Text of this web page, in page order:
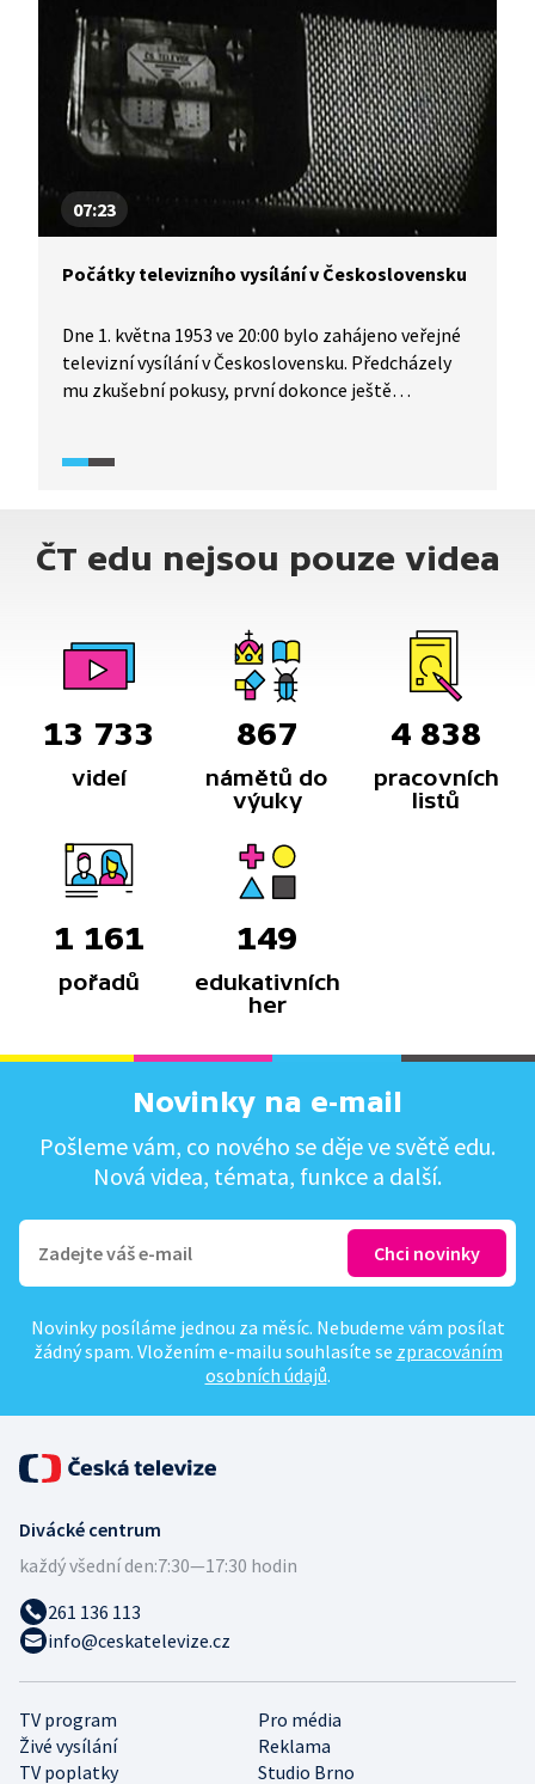
na Měsíc a jak přípravy ovlivnila tragédie lodi
Apollo 1. Pořad je součástí série, kterou ČT
připravila k 50. výročí přistání člověka na Měsíci.
07:23
Počátky televizního vysílání v Československu
Dne 1. května 1953 ve 20:00 bylo zahájeno veřejné
televizní vysílání v Československu. Předcházely
mu zkušební pokusy, první dokonce ještě
ČT edu nejsou pouze videa
13 733
videí
867
námětů do
výuky
4 838
pracovních
listů
1 161
pořadů
149
edukativních
her
Novinky na e-mail
Pošleme vám, co nového se děje ve světě edu.
Nová videa, témata, funkce a další.
Novinky posíláme jednou za měsíc. Nebudeme vám posílat
žádný spam. Vložením e-mailu souhlasíte se zpracováním
osobních údajů.